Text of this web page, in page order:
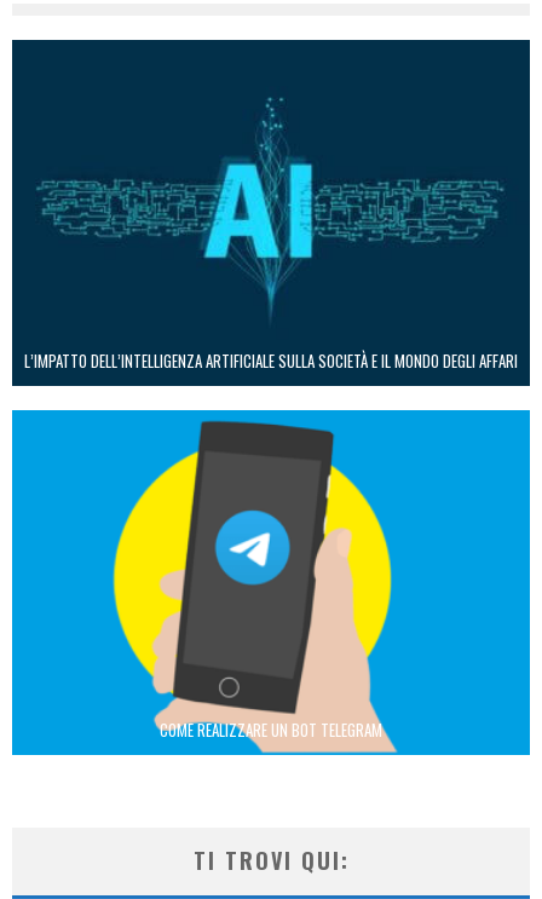
L’IMPATTO DELL’INTELLIGENZA ARTIFICIALE SULLA SOCIETÀ E IL MONDO DEGLI AFFARI
COME REALIZZARE UN BOT TELEGRAM
TI TROVI QUI: